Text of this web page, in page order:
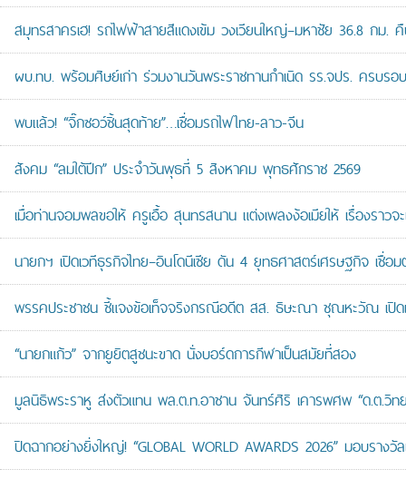
สมุทรสาครเฮ! รถไฟฟ้าสายสีแดงเข้ม วงเวียนใหญ่–มหาชัย 36.8 ก
ผบ.ทบ. พร้อมศิษย์เก่า ร่วมงานวันพระราชทานกำเนิด รร.จปร. ครบ
พบแล้ว! “จิ๊กซอว์ชิ้นสุดท้าย”…เชื่อมรถไฟไทย-ลาว-จีน
สังคม “ลมใต้ปีก” ประจำวันพุธที่ 5 สิงหาคม พุทธศักราช 2569
เมื่อท่านจอมพลขอให้ ครูเอื้อ สุนทรสนาน แต่งเพลงง้อเมียให้ เรื่องราวจะ
นายกฯ เปิดเวทีธุรกิจไทย–อินโดนีเซีย ดัน 4 ยุทธศาสตร์เศรษฐกิจ เ
พรรคประชาชน ชี้แจงข้อเท็จจริงกรณีอดีต สส. ธิษะณา ชุณหะวัณ เปิด
“นายกแก้ว” จากยูยิตสูชนะขาด นั่งบอร์ดการกีฬาเป็นสมัยที่สอง
มูลนิธิพระราหู ส่งตัวแทน พล.ต.ท.อาชาน จันทร์ศิริ เคารพศพ “ด.ต.วิท
ปิดฉากอย่างยิ่งใหญ่! “GLOBAL WORLD AWARDS 2026” มอบรา